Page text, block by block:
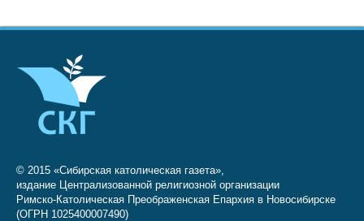
© 2015 «Сибирская католическая газета»,
издание Централизованной религиозной организации
Римско-Католическая Преображенская Епархия в Новосибирске
(ОГРН 1025400007490)